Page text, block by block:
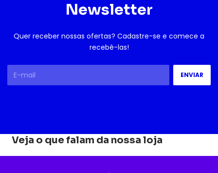
Newsletter
Quer receber nossas ofertas? Cadastre-se e comece a
recebê-las!
Veja o que falam da nossa loja